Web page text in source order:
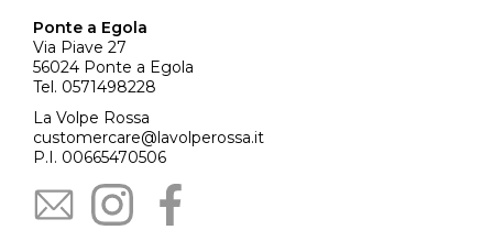
Ponte a Egola
Via Piave 27
56024 Ponte a Egola
Tel. 0571498228
La Volpe Rossa
customercare@lavolperossa.it
P.I. 00665470506